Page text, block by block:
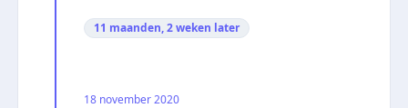
11 maanden, 2 weken later
18 november 2020